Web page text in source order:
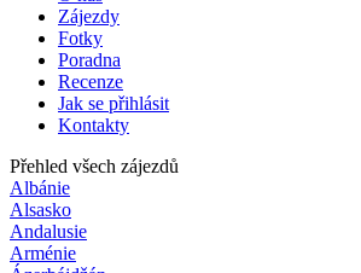
Zájezdy
Fotky
Poradna
Recenze
Jak se přihlásit
Kontakty
Přehled všech zájezdů
Albánie
Alsasko
Andalusie
Arménie